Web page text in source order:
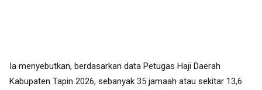
Ia menyebutkan, berdasarkan data Petugas Haji Daerah
Kabupaten Tapin 2026, sebanyak 35 jamaah atau sekitar 13,6